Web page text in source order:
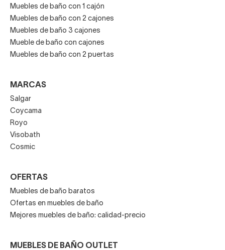
Muebles de baño con 1 cajón
Muebles de baño con 2 cajones
Muebles de baño 3 cajones
Mueble de baño con cajones
Muebles de baño con 2 puertas
MARCAS
Salgar
Coycama
Royo
Visobath
Cosmic
OFERTAS
Muebles de baño baratos
Ofertas en muebles de baño
Mejores muebles de baño: calidad-precio
MUEBLES DE BAÑO OUTLET